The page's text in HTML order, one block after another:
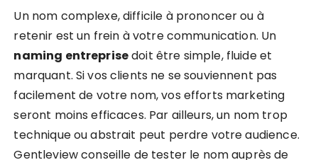
Un nom complexe, difficile à prononcer ou à
retenir est un frein à votre communication. Un
naming entreprisedoit être simple, fluide et
marquant. Si vos clients ne se souviennent pas
facilement de votre nom, vos efforts marketing
seront moins efficaces. Par ailleurs, un nom trop
technique ou abstrait peut perdre votre audience.
Gentleview conseille de tester le nom auprès de